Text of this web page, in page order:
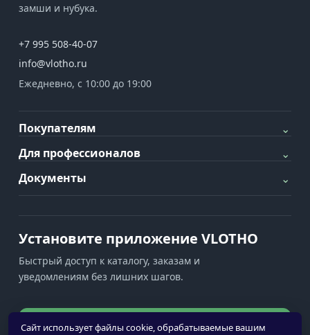
Сайт использует файлы cookie, обрабатываемые вашим
замши и нубука.
+7 995 508-40-07
info@vlotho.ru
Ежедневно, с 10:00 до 19:00
Покупателям
⌄
Для профессионалов
⌄
Документы
⌄
Установите приложение VLOTHO
Быстрый доступ к каталогу, заказам и
уведомлениям без лишних шагов.
Установить приложение